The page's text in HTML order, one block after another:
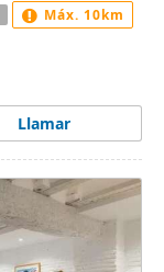
Llamar
Máx. 10km